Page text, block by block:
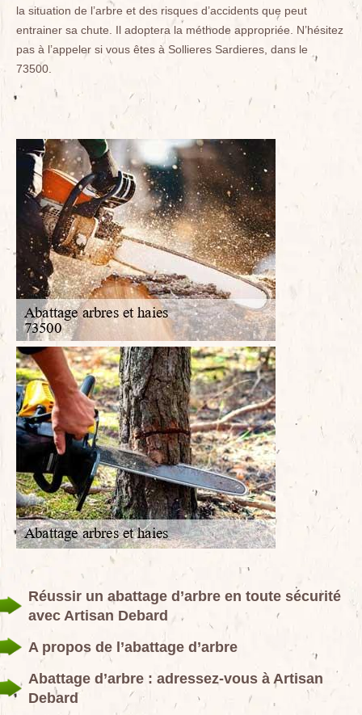
la situation de l’arbre et des risques d’accidents que peut
entrainer sa chute. Il adoptera la méthode appropriée. N’hésitez
pas à l’appeler si vous êtes à Sollieres Sardieres, dans le
73500.
Réussir un abattage d’arbre en toute sécurité
avec Artisan Debard
A propos de l’abattage d’arbre
Abattage d’arbre : adressez-vous à Artisan
Debard